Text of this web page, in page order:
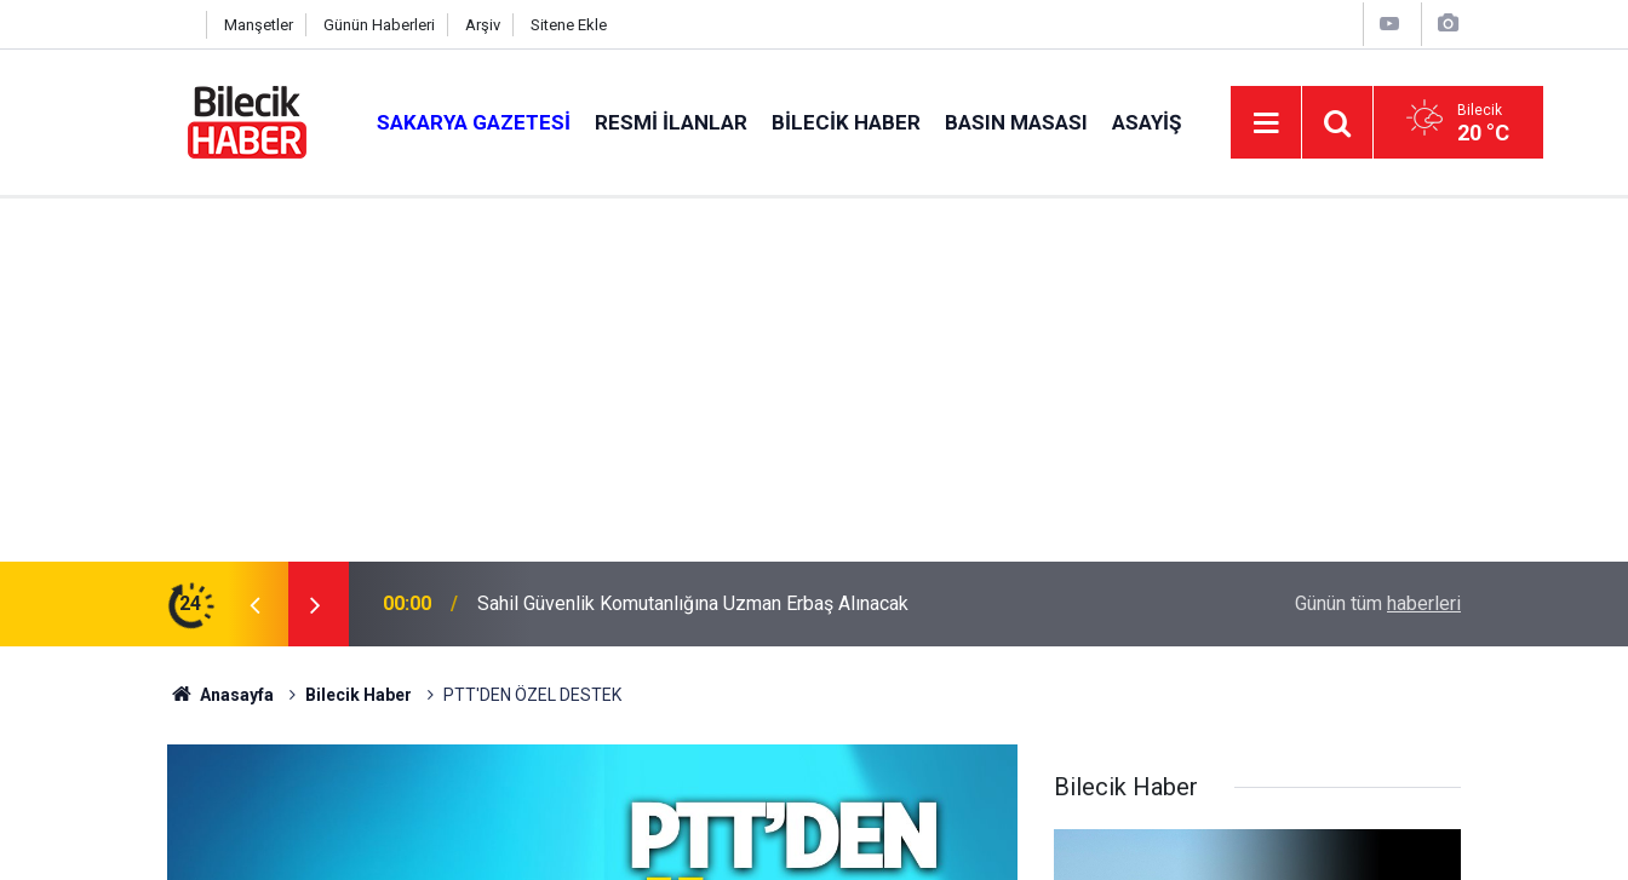
Manşetler Günün Haberleri Arşiv Sitene Ekle
SAKARYA GAZETESI RESMI İLANLAR BILECIK HABER BASIN MASASI ASAYIŞ Bilecik
20 °C
24 16:40 Abbaslık'ta korkutan yangın! ERTUĞRUL OCAĞI'NDAN KOCAELİ’NE ZİYARET
Günün tüm haberleri
Anasayfa Bilecik Haber PTT'DEN ÖZEL DESTEK
Bilecik Haber